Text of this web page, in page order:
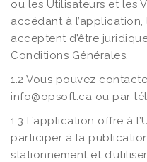
ou les Utilisateurs et les
accédant à l’application,
acceptent d’être
Conditions Générales.
1.2 Vous pouvez
info@opsoft.ca ou par
1.3 L’application offre à
participer à la
stationnement et